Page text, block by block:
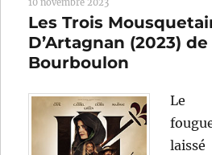
l’article
Les Trois
D’Artagnan (2023)
Bourboulon
Le